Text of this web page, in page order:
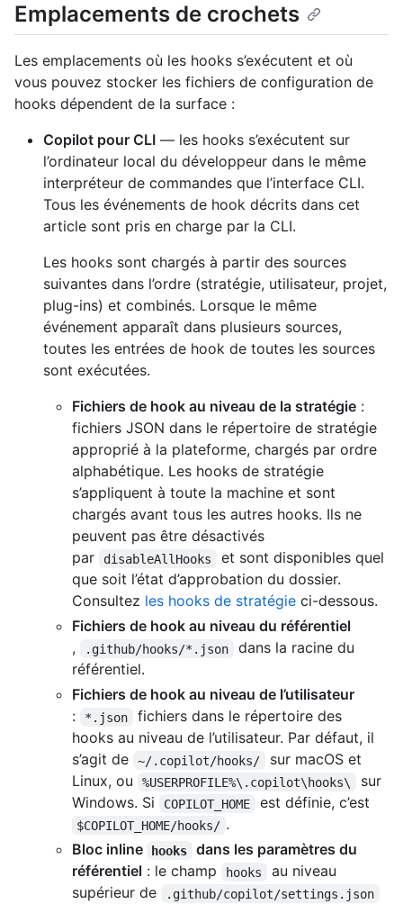
Emplacements de crochets
Les emplacements où les hooks s’exécutent et où
vous pouvez stocker les fichiers de configuration de
hooks dépendent de la surface :
Copilot pour CLI — les hooks s’exécutent sur
l’ordinateur local du développeur dans le même
interpréteur de commandes que l’interface CLI.
Tous les événements de hook décrits dans cet
article sont pris en charge par la CLI.
Les hooks sont chargés à partir des sources
suivantes dans l’ordre (stratégie, utilisateur, projet,
plug-ins) et combinés. Lorsque le même
événement apparaît dans plusieurs sources,
toutes les entrées de hook de toutes les sources
sont exécutées.
Fichiers de hook au niveau de la stratégie :
fichiers JSON dans le répertoire de stratégie
approprié à la plateforme, chargés par ordre
alphabétique. Les hooks de stratégie
s’appliquent à toute la machine et sont
chargés avant tous les autres hooks. Ils ne
peuvent pas être désactivés
par
disableAllHooks
et sont disponibles quel
que soit l’état d’approbation du dossier.
Consultez les hooks de stratégie ci-dessous.
Fichiers de hook au niveau du référentiel
,
.github/hooks/*.json
dans la racine du
référentiel.
Fichiers de hook au niveau de l’utilisateur
:
*.json
fichiers dans le répertoire des
hooks au niveau de l’utilisateur. Par défaut, il
s’agit de
~/.copilot/hooks/
sur macOS et
Linux, ou
%USERPROFILE%\.copilot\hooks\
sur
Windows. Si
COPILOT_HOME est définie, c’est
$COPILOT_HOME/hooks/ .
Bloc inline
hooks
dans les paramètres du
référentiel : le champ hooks
au niveau
supérieur de
.github/copilot/settings.json